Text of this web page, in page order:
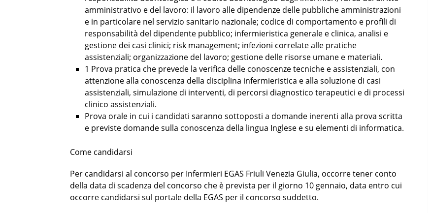
amministrativo e del lavoro: il lavoro alle dipendenze delle pubbliche amministrazioni
e in particolare nel servizio sanitario nazionale; codice di comportamento e profili di
responsabilità del dipendente pubblico; infermieristica generale e clinica, analisi e
gestione dei casi clinici; risk management; infezioni correlate alle pratiche
assistenziali; organizzazione del lavoro; gestione delle risorse umane e materiali.
1 Prova pratica che prevede la verifica delle conoscenze tecniche e assistenziali, con
attenzione alla conoscenza della disciplina infermieristica e alla soluzione di casi
assistenziali, simulazione di interventi, di percorsi diagnostico terapeutici e di processi
clinico assistenziali.
Prova orale in cui i candidati saranno sottoposti a domande inerenti alla prova scritta
e previste domande sulla conoscenza della lingua Inglese e su elementi di informatica.
Come candidarsi
Per candidarsi al concorso per Infermieri EGAS Friuli Venezia Giulia, occorre tener conto
della data di scadenza del concorso che è prevista per il giorno 10 gennaio, data entro cui
occorre candidarsi sul portale della EGAS per il concorso suddetto.